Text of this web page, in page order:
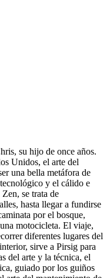
su hijo de once años.
Unidos, el arte del
una bella metáfora de
y el cálido e
se trata de
hasta llegar a fundirse
por el bosque,
motocicleta. El viaje,
diferentes lugares del
sirve a Pirsig para
del arte y la técnica, el
guiado por los guiños